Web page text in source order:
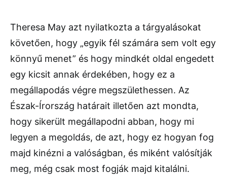
Theresa May azt nyilatkozta a tárgyalásokat
követően, hogy „egyik fél számára sem volt egy
könnyű menet” és hogy mindkét oldal engedett
egy kicsit annak érdekében, hogy ez a
megállapodás végre megszülethessen. Az
Észak-Írország határait illetően azt mondta,
hogy sikerült megállapodni abban, hogy mi
legyen a megoldás, de azt, hogy ez hogyan fog
majd kinézni a valóságban, és miként valósítják
meg, még csak most fogják majd kitalálni.